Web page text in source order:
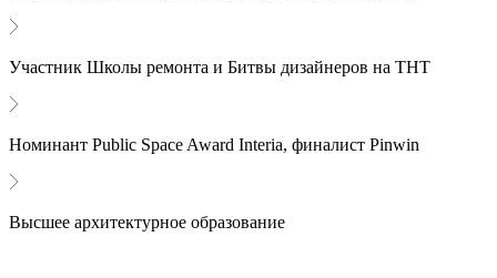
Участник Школы ремонта и Битвы дизайнеров на ТНТ
Номинант Public Space Award Interia, финалист Pinwin
Высшее архитектурное образование